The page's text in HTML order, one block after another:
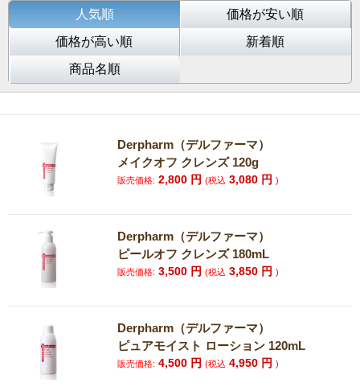
人気順
価格が安い順
価格が高い順
新着順
商品名順
Derpharm（デルファーマ）
メイクオフ クレンズ 120g
販売価格: 2,800 円(税込 3,080 円)
Derpharm（デルファーマ）
ピールオフ クレンズ 180mL
販売価格: 3,500 円(税込 3,850 円)
Derpharm（デルファーマ）
ピュアモイスト ローション 120mL
販売価格: 4,500 円(税込 4,950 円)